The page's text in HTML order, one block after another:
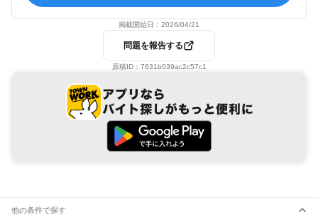
掲載開始日： 2026/04/21
問題を報告する
原稿ID： 7631b039ac2c57c1
他の条件で探す